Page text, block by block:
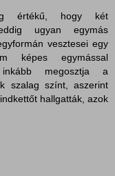
értékű, hogy két
ugyan egymás
vesztesei egy
képes egymással
megosztja a
szalag színt, aszerint
hallgatták, azok